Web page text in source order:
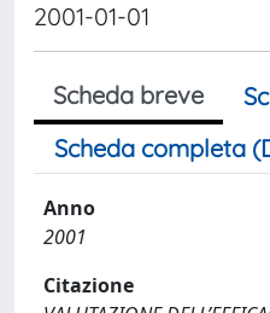
2001-01-01
Scheda breve
Scheda completa
Anno
2001
Citazione